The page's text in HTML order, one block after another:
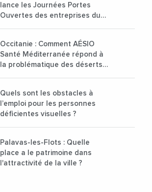
lance les Journées Portes
Ouvertes des entreprises du
Occitanie : Comment AÉSIO
Santé Méditerranée répond à
la problématique des déserts
Quels sont les obstacles à
l’emploi pour les personnes
déficientes visuelles ?
Palavas-les-Flots : Quelle
place a le patrimoine dans
l'attractivité de la ville ?